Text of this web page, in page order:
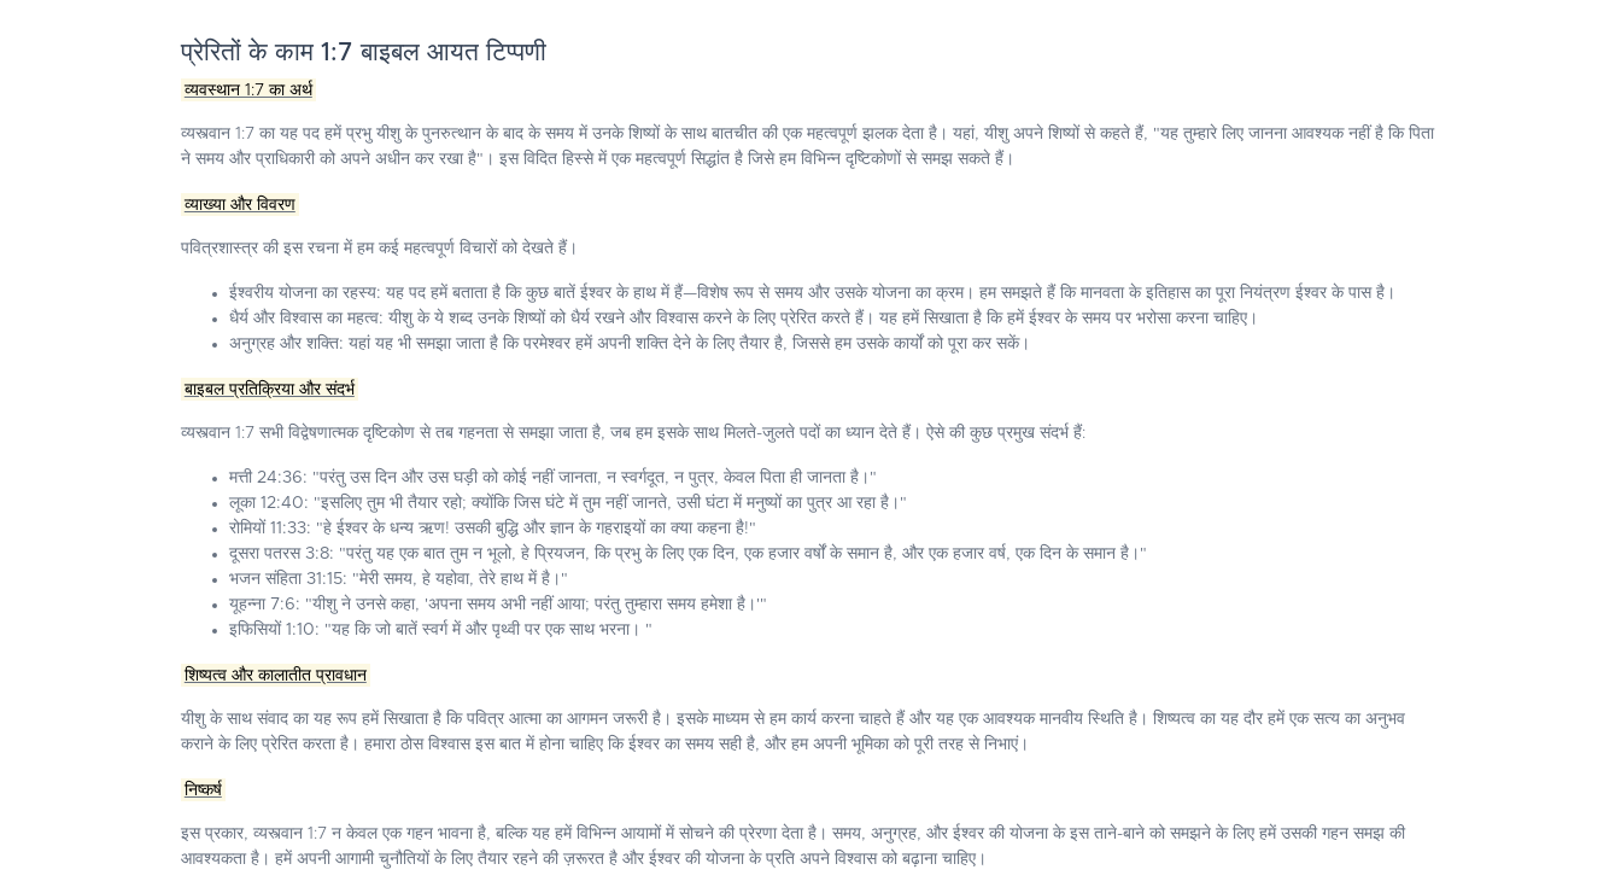
प्रेरितों के काम 1:7 बाइबल आयत टिप्पणी
व्यवस्थान 1:7 का अर्थ
व्यस्त्वान 1:7 का यह पद हमें प्रभु यीशु के पुनरुत्थान के बाद के समय में उनके शिष्यों के साथ बातचीत की एक महत्वपूर्ण झलक देता है। यहां, यीशु अपने शिष्यों से कहते हैं, "यह तुम्हारे लिए जानना आवश्यक नहीं है कि पिता
ने समय और प्राधिकारी को अपने अधीन कर रखा है"। इस विदित हिस्से में एक महत्वपूर्ण सिद्धांत है जिसे हम विभिन्न दृष्टिकोणों से समझ सकते हैं।
व्याख्या और विवरण
पवित्रशास्त्र की इस रचना में हम कई महत्वपूर्ण विचारों को देखते हैं।
ईश्वरीय योजना का रहस्य: यह पद हमें बताता है कि कुछ बातें ईश्वर के हाथ में हैं—विशेष रूप से समय और उसके योजना का क्रम। हम समझते हैं कि मानवता के इतिहास का पूरा नियंत्रण ईश्वर के पास है।
धैर्य और विश्वास का महत्व: यीशु के ये शब्द उनके शिष्यों को धैर्य रखने और विश्वास करने के लिए प्रेरित करते हैं। यह हमें सिखाता है कि हमें ईश्वर के समय पर भरोसा करना चाहिए।
अनुग्रह और शक्ति: यहां यह भी समझा जाता है कि परमेश्वर हमें अपनी शक्ति देने के लिए तैयार है, जिससे हम उसके कार्यों को पूरा कर सकें।
बाइबल प्रतिक्रिया और संदर्भ
व्यस्त्वान 1:7 सभी विद्वेषणात्मक दृष्टिकोण से तब गहनता से समझा जाता है, जब हम इसके साथ मिलते-जुलते पदों का ध्यान देते हैं। ऐसे की कुछ प्रमुख संदर्भ हैं:
मत्ती 24:36: "परंतु उस दिन और उस घड़ी को कोई नहीं जानता, न स्वर्गदूत, न पुत्र, केवल पिता ही जानता है।"
लूका 12:40: "इसलिए तुम भी तैयार रहो; क्योंकि जिस घंटे में तुम नहीं जानते, उसी घंटा में मनुष्यों का पुत्र आ रहा है।"
रोमियों 11:33: "हे ईश्वर के धन्य ऋण! उसकी बुद्धि और ज्ञान के गहराइयों का क्या कहना है!"
दूसरा पतरस 3:8: "परंतु यह एक बात तुम न भूलो, हे प्रियजन, कि प्रभु के लिए एक दिन, एक हजार वर्षों के समान है, और एक हजार वर्ष, एक दिन के समान है।"
भजन संहिता 31:15: "मेरी समय, हे यहोवा, तेरे हाथ में है।"
यूहन्ना 7:6: "यीशु ने उनसे कहा, 'अपना समय अभी नहीं आया; परंतु तुम्हारा समय हमेशा है।'"
इफिसियों 1:10: "यह कि जो बातें स्वर्ग में और पृथ्वी पर एक साथ भरना। "
शिष्यत्व और कालातीत प्रावधान
यीशु के साथ संवाद का यह रूप हमें सिखाता है कि पवित्र आत्मा का आगमन जरूरी है। इसके माध्यम से हम कार्य करना चाहते हैं और यह एक आवश्यक मानवीय स्थिति है। शिष्यत्व का यह दौर हमें एक सत्य का अनुभव
कराने के लिए प्रेरित करता है। हमारा ठोस विश्वास इस बात में होना चाहिए कि ईश्वर का समय सही है, और हम अपनी भूमिका को पूरी तरह से निभाएं।
निष्कर्ष
इस प्रकार, व्यस्त्वान 1:7 न केवल एक गहन भावना है, बल्कि यह हमें विभिन्न आयामों में सोचने की प्रेरणा देता है। समय, अनुग्रह, और ईश्वर की योजना के इस ताने-बाने को समझने के लिए हमें उसकी गहन समझ की
आवश्यकता है। हमें अपनी आगामी चुनौतियों के लिए तैयार रहने की ज़रूरत है और ईश्वर की योजना के प्रति अपने विश्वास को बढ़ाना चाहिए।